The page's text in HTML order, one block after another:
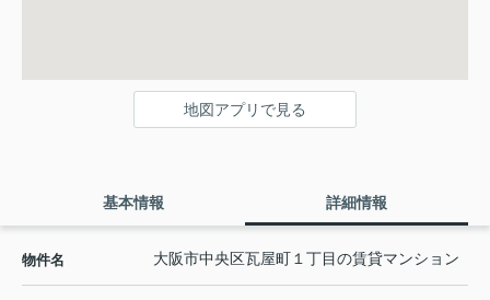
地図アプリで見る
基本情報 詳細情報
物件名 大阪市中央区瓦屋町１丁目の賃貸マンション